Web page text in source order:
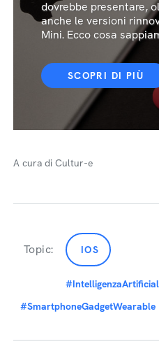
dovrebbe presentare,
anche le versioni
Mini. Ecco cosa
SCOPRI DI PIÙ
A cura di Cultur-e
Topic: IOS
#SmartphoneGadgetWearable